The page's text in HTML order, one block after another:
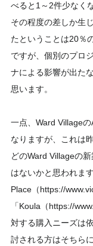
べると1～2件少なく
その程度の差しか生
たということは20％
ですが、個別のプロ
ナによる影響が出た
思います。
一点、Ward Village
なりますが、これは
どのWard Villageの
はないかと思われま
Place（https://
「Koula（https://
対する購入ニーズは
討される方はそちら